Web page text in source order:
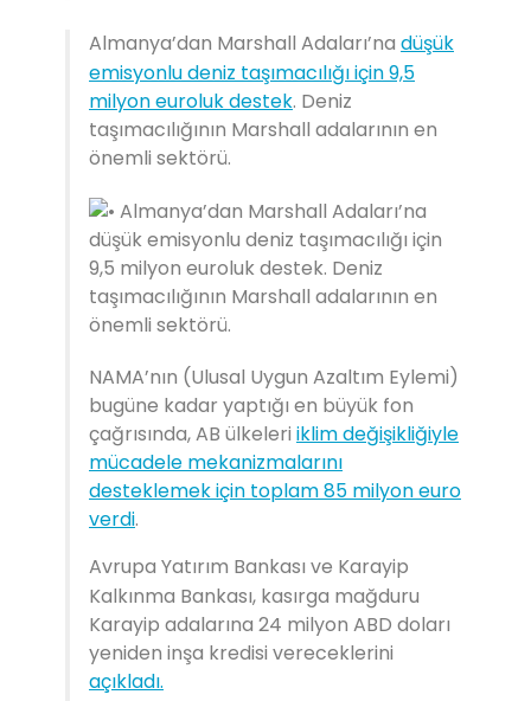
Almanya’dan Marshall Adaları’na düşük
emisyonlu deniz taşımacılığı için 9,5
milyon euroluk destek. Deniz
taşımacılığının Marshall adalarının en
önemli sektörü.
NAMA’nın (Ulusal Uygun Azaltım Eylemi)
bugüne kadar yaptığı en büyük fon
çağrısında, AB ülkeleri iklim değişikliğiyle
mücadele mekanizmalarını
desteklemek için toplam 85 milyon euro
verdi.
Avrupa Yatırım Bankası ve Karayip
Kalkınma Bankası, kasırga mağduru
Karayip adalarına 24 milyon ABD doları
yeniden inşa kredisi vereceklerini
açıkladı.